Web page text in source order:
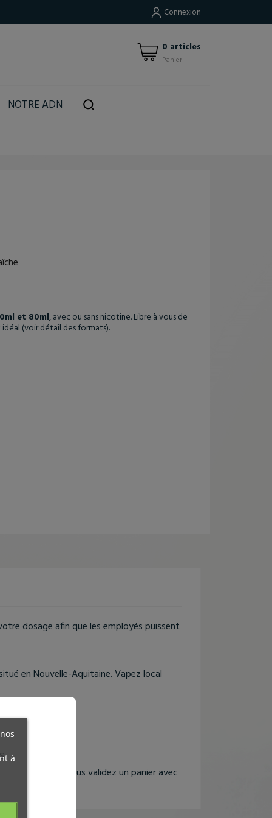
Connexion
0 articles
Panier
NOTRE ADN
à
et 80ml, avec ou sans nicotine. Libre à vous de
(voir détail des formats).
dosage afin que les employés puissent
en Nouvelle-Aquitaine. Vapez local
exemple, si vous validez un panier avec